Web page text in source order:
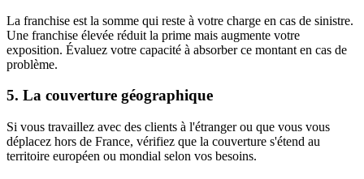
La franchise est la somme qui reste à votre charge en cas de sinistre.
Une franchise élevée réduit la prime mais augmente votre
exposition. Évaluez votre capacité à absorber ce montant en cas de
problème.
5. La couverture géographique
Si vous travaillez avec des clients à l'étranger ou que vous vous
déplacez hors de France, vérifiez que la couverture s'étend au
territoire européen ou mondial selon vos besoins.